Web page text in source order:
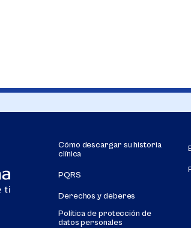
Cómo descargar su historia
clínica
PQRS
Derechos y deberes
Política de protección de
datos personales